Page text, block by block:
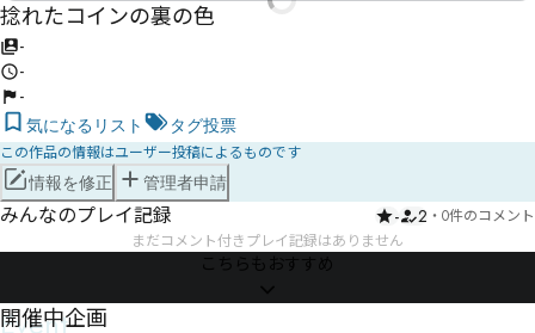
捻れたコインの裏の色
-
-
-
気になるリスト タグ投票
この作品の情報はユーザー投稿によるものです
情報を修正 管理者申請
みんなのプレイ記録 - 2 ・ 0件のコメント
まだコメント付きプレイ記録はありません
こちらもおすすめ
Event
開催中企画